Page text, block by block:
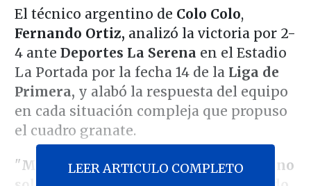
El técnico argentino de Colo Colo,
Fernando Ortiz, analizó la victoria por 2-
4 ante Deportes La Serena en el Estadio
La Portada por la fecha 14 de la Liga de
Primera, y alabó la respuesta del equipo
en cada situación compleja que propuso
el cuadro granate.
"Me gustó cada reacción que tuvimos no
LEER ARTICULO COMPLETO